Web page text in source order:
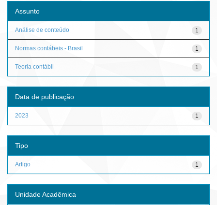
Assunto
1
Análise de conteúdo
1
Normas contábeis - Brasil
1
Teoria contábil
Data de publicação
1
2023
Tipo
1
Artigo
Unidade Acadêmica